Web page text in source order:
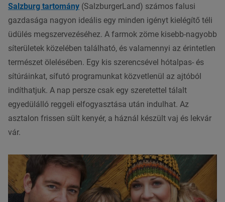
Salzburg tartomány (SalzburgerLand) számos falusi
gazdasága nagyon ideális egy minden igényt kielégítő téli
üdülés megszervezéséhez. A farmok zöme kisebb-nagyobb
síterületek közelében található, és valamennyi az érintetlen
természet ölelésében. Egy kis szerencsével hótalpas- és
sítúráinkat, sífutó programunkat közvetlenül az ajtóból
indíthatjuk. A nap persze csak egy szeretettel tálalt
egyedülálló reggeli elfogyasztása után indulhat. Az
asztalon frissen sült kenyér, a háznál készült vaj és lekvár
vár.